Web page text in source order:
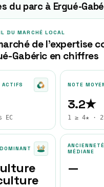
du parc à Ergué-
DU MARCHÉ LOCAL
de l'expertise
Gabéric en chiffres
EC
NOTE
3.2★
1 ≥ 4★ ·
ANCIENNETÉ
MÉDIANE
—